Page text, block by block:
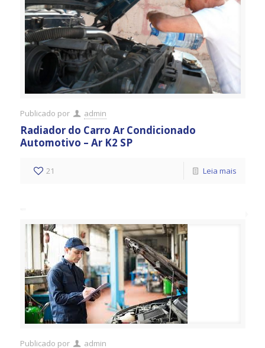
Publicado por admin
Radiador do Carro Ar Condicionado
Automotivo – Ar K2 SP
21 Leia mais
Publicado por admin